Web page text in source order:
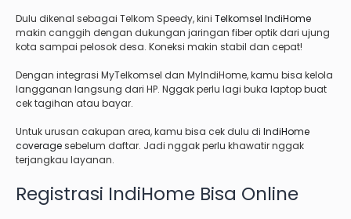
Dulu dikenal sebagai Telkom Speedy, kini Telkomsel IndiHome
makin canggih dengan dukungan jaringan fiber optik dari ujung
kota sampai pelosok desa. Koneksi makin stabil dan cepat!
Dengan integrasi MyTelkomsel dan MyIndiHome, kamu bisa kelola
langganan langsung dari HP. Nggak perlu lagi buka laptop buat
cek tagihan atau bayar.
Untuk urusan cakupan area, kamu bisa cek dulu di IndiHome
coveragesebelum daftar. Jadi nggak perlu khawatir nggak
terjangkau layanan.
Registrasi IndiHome Bisa Online